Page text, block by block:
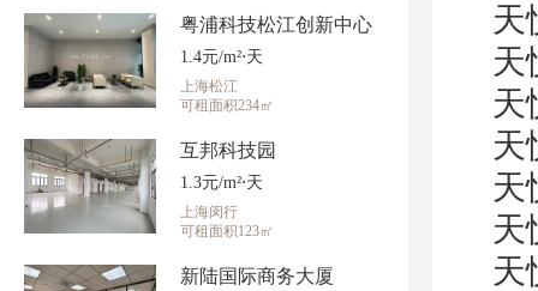
粤浦科技松江创新中心
1.4元/m²⋅天
上海松江
可租面积234㎡
互邦科技园
1.3元/m²⋅天
上海闵行
可租面积123㎡
新陆国际商务大厦
天
天
天
天
天
天
天